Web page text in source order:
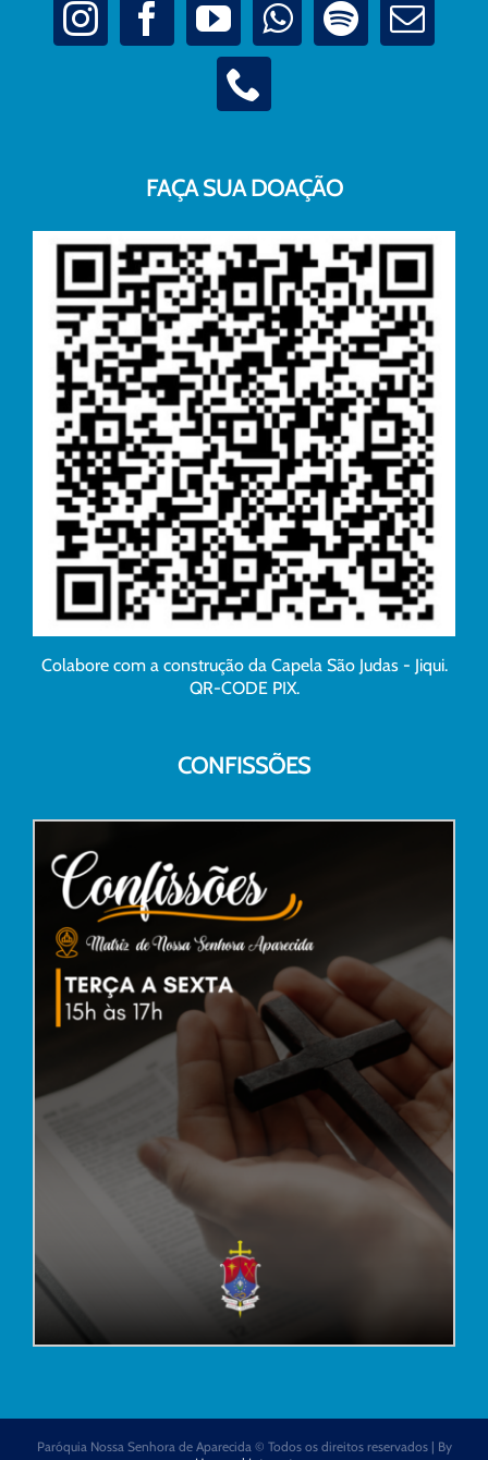
FAÇA SUA DOAÇÃO
Colabore com a construção da Capela São Judas - Jiqui.
QR-CODE PIX.
CONFISSÕES
Paróquia Nossa Senhora de Aparecida © Todos os direitos reservados | By